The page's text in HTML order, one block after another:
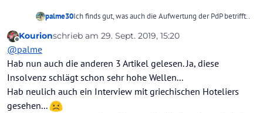
palme30Ich finds gut, was auch die Aufwertung der PdP betrifft..
Offline
Kourionschrieb am 29. Sept. 2019, 15:20
zuletzt editiert von
@palme
Hab nun auch die anderen 3 Artikel gelesen. Ja, diese
Insolvenz schlägt schon sehr hohe Wellen...
Hab neulich auch ein Interview mit griechischen Hoteliers
gesehen...